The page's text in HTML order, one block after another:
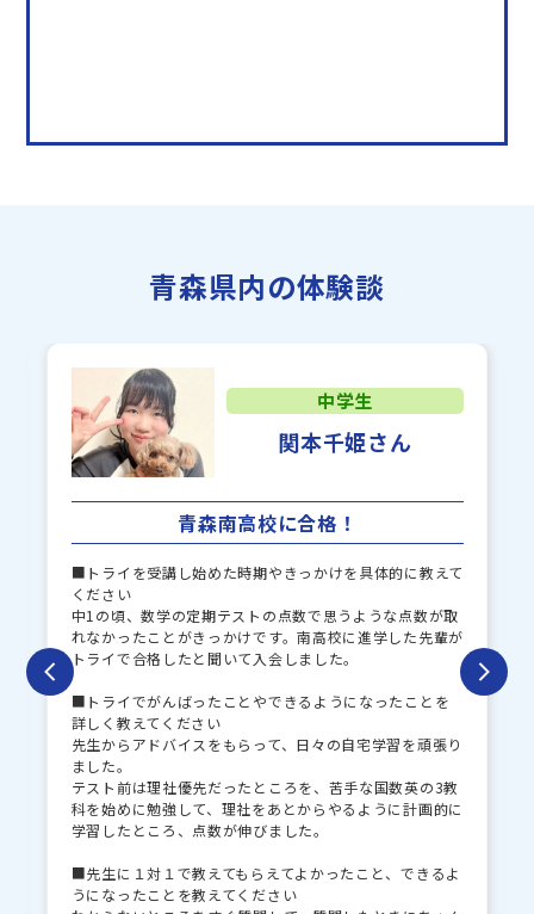
青森県内の体験談
中学生
関本千姫さん
青森南高校に合格！
■トライを受講し始めた時期やきっかけを具体的に教えて
ください
中1の頃、数学の定期テストの点数で思うような点数が取
れなかったことがきっかけです。南高校に進学した先輩が
トライで合格したと聞いて入会しました。
■トライでがんばったことやできるようになったことを
詳しく教えてください
先生からアドバイスをもらって、日々の自宅学習を頑張り
ました。
テスト前は理社優先だったところを、苦手な国数英の3教
科を始めに勉強して、理社をあとからやるように計画的に
学習したところ、点数が伸びました。
■先生に１対１で教えてもらえてよかったこと、できるよ
うになったことを教えてください